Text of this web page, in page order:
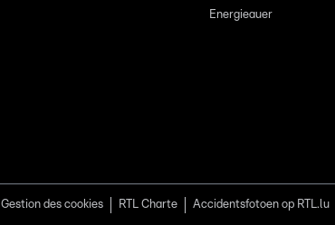
Energieauer
Gestion des cookies RTL Charte Accidentsfotoen op RTL.lu